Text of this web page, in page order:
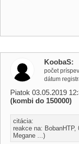
KoobaS
počet
dátum
Piatok 03.05.2019
(kombi do 150000)
citácia:
reakce na:
Megane ...)